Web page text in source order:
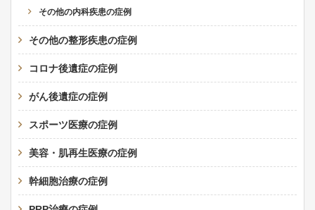
その他の内科疾患の症例
その他の整形疾患の症例
コロナ後遺症の症例
がん後遺症の症例
スポーツ医療の症例
美容・肌再生医療の症例
幹細胞治療の症例